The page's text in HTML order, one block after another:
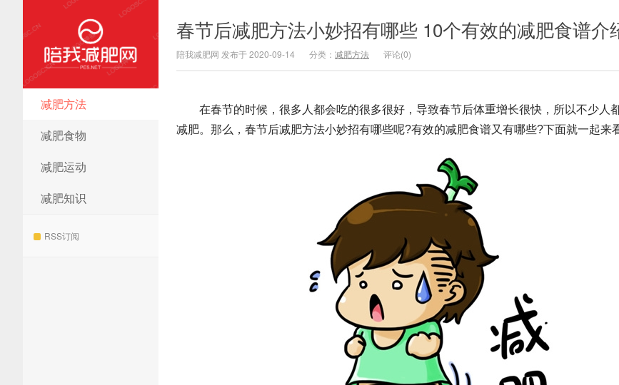
陪我减肥网
减肥方法
减肥食物
减肥运动
减肥知识
RSS订阅
春节后减肥方法小妙招有哪些 10个有效的减肥食谱介
陪我减肥网 发布于 2020-09-14 分类： 减肥方法 评论(0)
在春节的时候，很多人都会吃的很多很好，导致春节后体重增长很快，所以不少人
减肥。那么，春节后减肥方法小妙招有哪些呢?有效的减肥食谱又有哪些?下面就一起来